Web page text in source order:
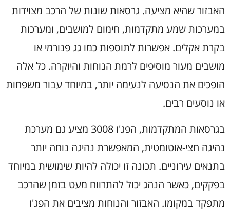
האבזור שהיא מציעה. גרסאות שונות של הרכב מצוידות
במערכות שמע מתקדמות, חימום למושבים, ומערכות
בקרת אקלים. אפשרות לתוספות כמו גג פנורמי או
מושבים מעור מוסיפים לרמת הנוחות והיוקרה. כל אלה
הופכים את הנסיעה לנעימה יותר, במיוחד עבור משפחות
או נוסעים רבים.
בגרסאות המתקדמות, הפג'ו 3008 מציע גם מערכת
נהיגה חצי-אוטומטית, המאפשרת נהיגה נוחה יותר
בתנאים עירוניים. תכונה זו יכולה להיות שימושית במיוחד
בפקקים, כאשר הנהג יכול להתרווח מעט בזמן שהרכב
מתפקד במקומו. האבזור והנוחות מציבים את הפג'ו